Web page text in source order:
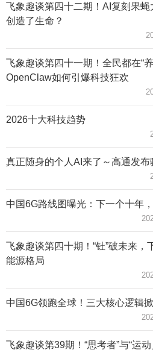
飞象趣谈第四十二期！AI复刻果
创造了生命？
飞象趣谈第四十一期！全民都在“
OpenClaw如何引爆科技狂欢
2026十大科技趋势
真正随身的个人AI来了～高通发
中国6G路线图曝光：下一个十年
飞象趣谈第四十期！“钍”破未来，
能源格局
中国6G领跑全球！三大核心逻辑
飞象趣谈第39期！“思考者”与“运